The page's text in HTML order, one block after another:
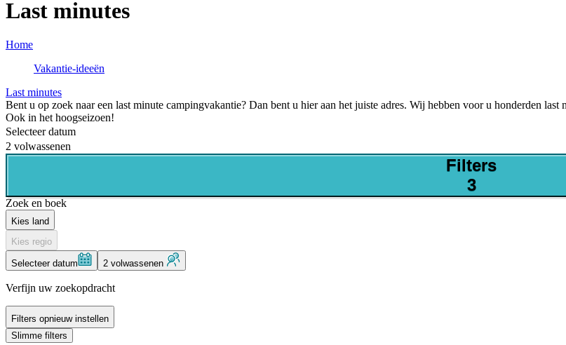
Last minutes
Home
Vakantie-ideeën
Last minutes
Bent u op zoek naar een last minute campingvakantie? Dan bent u hier aan het juiste adres. Wij hebben voor u honderden
Ook in het hoogseizoen!
Selecteer datum
2 volwassenen
Filters
3
Zoek en boek
Kies land
Kies regio
Selecteer datum 2 volwassenen
Verfijn uw zoekopdracht
Filters opnieuw instellen
Slimme filters